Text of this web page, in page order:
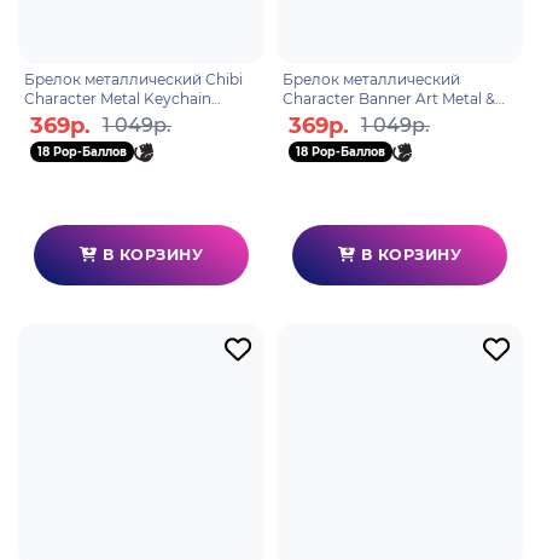
Брелок металлический Chibi
Character Metal Keychain
Ningguang 6972957486296
369р. 1 049р.
18 Pop-Баллов
В КОРЗИНУ
Брелок металлический
Character Banner Art Metal &
Resin Keychain Born of Ocean
Swell Eula 746966170
369р. 1 049р.
18 Pop-Баллов
В КОРЗИНУ